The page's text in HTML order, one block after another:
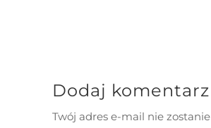
Dodaj komentarz
Twój adres e-mail nie zostanie